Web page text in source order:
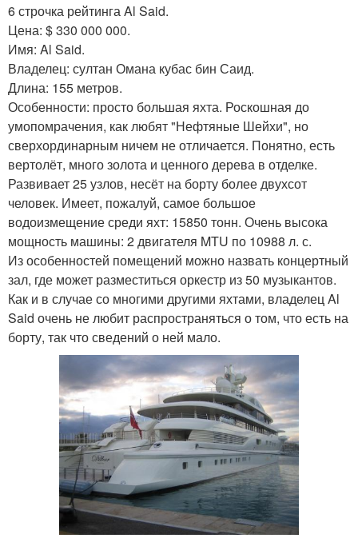
6 строчка рейтинга Al Said.
Цена: $ 330 000 000.
Имя: Al Said.
Владелец: султан Омана кубас бин Саид.
Длина: 155 метров.
Особенности: просто большая яхта. Роскошная до
умопомрачения, как любят "Нефтяные Шейхи", но
сверхординарным ничем не отличается. Понятно, есть
вертолёт, много золота и ценного дерева в отделке.
Развивает 25 узлов, несёт на борту более двухсот
человек. Имеет, пожалуй, самое большое
водоизмещение среди яхт: 15850 тонн. Очень высока
мощность машины: 2 двигателя MTU по 10988 л. с.
Из особенностей помещений можно назвать концертный
зал, где может разместиться оркестр из 50 музыкантов.
Как и в случае со многими другими яхтами, владелец Al
Said очень не любит распространяться о том, что есть на
борту, так что сведений о ней мало.